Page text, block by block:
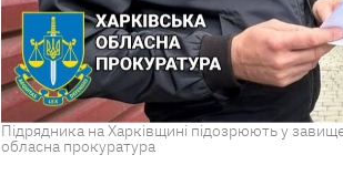
Підрядника на Харківщині підозрюють у
обласна прокуратура